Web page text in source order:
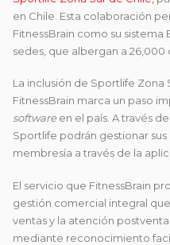
en Chile. Esta colaboración
FitnessBrain como su sistema
sedes, que albergan a 26,000
La inclusión de Sportlife Zona
FitnessBrain marca un paso
softwareen el país. A través
Sportlife podrán gestionar sus
membresía a través de la
El servicio que FitnessBrain
gestión comercial integral
ventas y la atención
mediante reconocimiento